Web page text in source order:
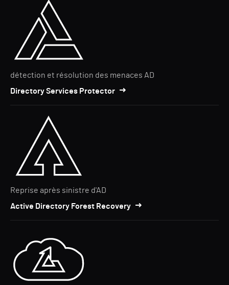
détection et résolution des menaces AD
Directory Services Protector
Reprise après sinistre d'AD
Active Directory Forest Recovery